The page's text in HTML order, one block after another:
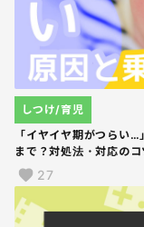
「イヤイヤ期がつらい
まで？対処法・対応のコ
しつけ/育児
27